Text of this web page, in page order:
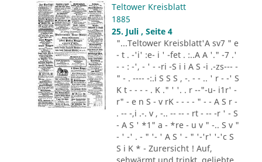
Teltower Kreisblatt
1885
25. Juli , Seite 4
"...Teltower Kreisblatt'A sv7 " e
- t . -'i' :e- i ' -fet . :..A A '." -7 .'
- - : -', - ' - -ri -S i i A S -i .-zs--- -
" - . ---- -:.i S S S , -. - - .. ' r - -' S
K t - - - - . K ." ' '. . r --"-u- i1r' -
r" - e n S - v rK - - - - " - - A S r -
. -- -,i .-. v , -.. -- -- - rt - -- -r ' - S
- A S ' *1" a - *re - u v " -.. S v "
- ' -' . - " '- ' A S ' - " '-'r' '-'c S
S i K * - Zurersicht ! Auf,